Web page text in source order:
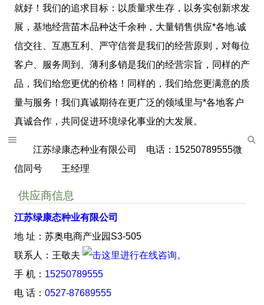
就好！我们的追求目标：以质量求生存，以务实创新求发
展，基地经营苗木品种达千余种，大量销售供应*各地.诚
信交往、互惠互利、严守信誉是我们的经营原则，对每位
客户、服务周到、薄利多销是我们的经营宗旨，同样的产
品，我们给您更优的价格！同样的，我们给您更满意的质
量与服务！我们真诚期待在更广泛的领域里与*各地客户
真诚合作，共同促进环境绿化事业的大发展。
江苏绿康态种业有限公司 电话：15250789555微
信同号 王经理
供应商信息
江苏绿康态种业有限公司
地 址：苏奥电商产业园S3-505
联系人：王敬夫
手 机： 15250789555
电 话： 0527-87689555